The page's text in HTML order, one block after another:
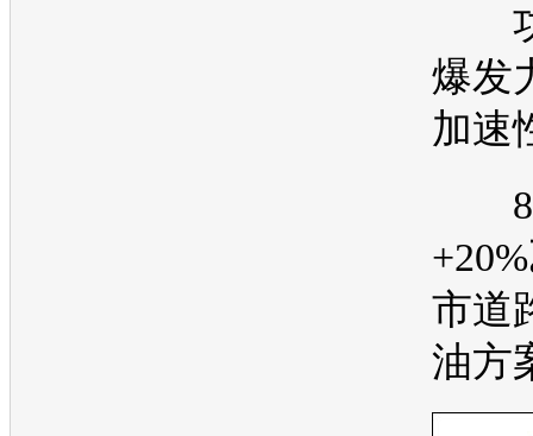
功
爆发
加速
市道
油方